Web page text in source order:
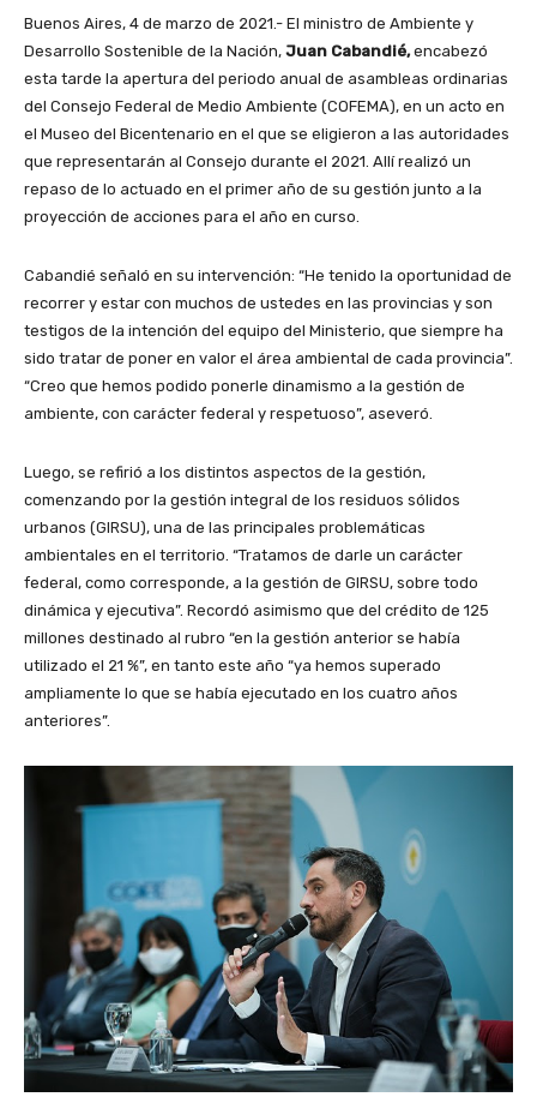
Buenos Aires, 4 de marzo de 2021.- El ministro de Ambiente y
Desarrollo Sostenible de la Nación, Juan Cabandié,encabezó
esta tarde la apertura del periodo anual de asambleas ordinarias
del Consejo Federal de Medio Ambiente (COFEMA), en un acto en
el Museo del Bicentenario en el que se eligieron a las autoridades
que representarán al Consejo durante el 2021. Allí realizó un
repaso de lo actuado en el primer año de su gestión junto a la
proyección de acciones para el año en curso.
Cabandié señaló en su intervención: “He tenido la oportunidad de
recorrer y estar con muchos de ustedes en las provincias y son
testigos de la intención del equipo del Ministerio, que siempre ha
sido tratar de poner en valor el área ambiental de cada provincia”.
“Creo que hemos podido ponerle dinamismo a la gestión de
ambiente, con carácter federal y respetuoso”, aseveró.
Luego, se refirió a los distintos aspectos de la gestión,
comenzando por la gestión integral de los residuos sólidos
urbanos (GIRSU), una de las principales problemáticas
ambientales en el territorio. “Tratamos de darle un carácter
federal, como corresponde, a la gestión de GIRSU, sobre todo
dinámica y ejecutiva”. Recordó asimismo que del crédito de 125
millones destinado al rubro “en la gestión anterior se había
utilizado el 21 %”, en tanto este año “ya hemos superado
ampliamente lo que se había ejecutado en los cuatro años
anteriores”.